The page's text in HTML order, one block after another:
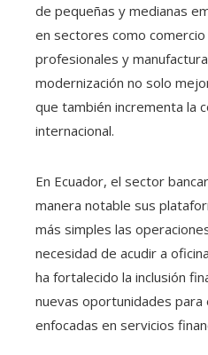
de pequeñas y medianas
en sectores como
profesionales y
modernización no solo
que también incrementa la
internacional.
En Ecuador, el sector
manera notable sus
más simples las
necesidad de acudir a
ha fortalecido la inclusión
nuevas oportunidades
enfocadas en servicios